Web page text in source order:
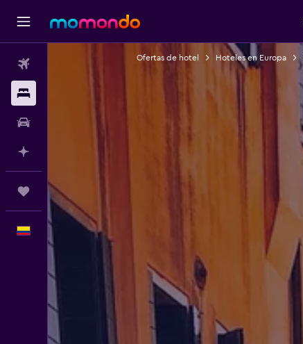
Trips
Ofertas de hotel Hoteles en Europa